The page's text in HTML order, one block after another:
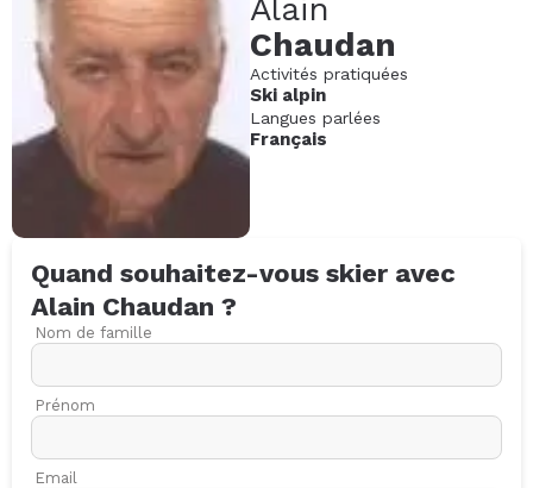
Alain
Chaudan
Activités pratiquées
Ski alpin
Langues parlées
Français
Quand souhaitez-vous skier avec
Alain Chaudan ?
Nom de famille
Prénom
Email